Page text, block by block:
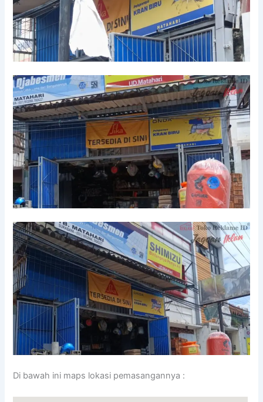
Di bawah ini maps lokasi pemasangannya :